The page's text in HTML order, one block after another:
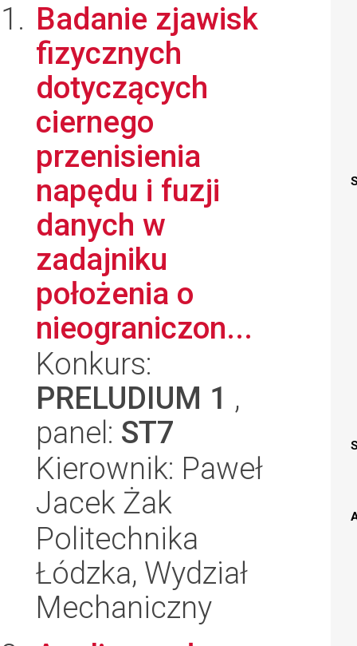
Badanie zjawisk
fizycznych
dotyczących
ciernego
przenisienia
napędu i fuzji
danych w
zadajniku
położenia o
nieograniczon...
Konkurs:
PRELUDIUM 1 ,
panel: ST7
Kierownik: Paweł
Jacek Żak
Politechnika
Łódzka, Wydział
Mechaniczny